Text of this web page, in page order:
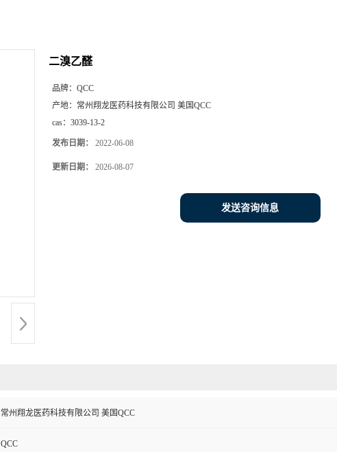
二溴乙醛
品牌： QCC
产地： 常州翔龙医药科技有限公司 美国QCC
cas： 3039-13-2
发布日期： 2022-06-08
更新日期： 2026-08-07
发送咨询信息
常州翔龙医药科技有限公司 美国QCC
QCC